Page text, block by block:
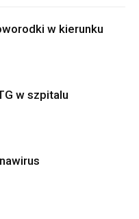
w kierunku
w szpitalu